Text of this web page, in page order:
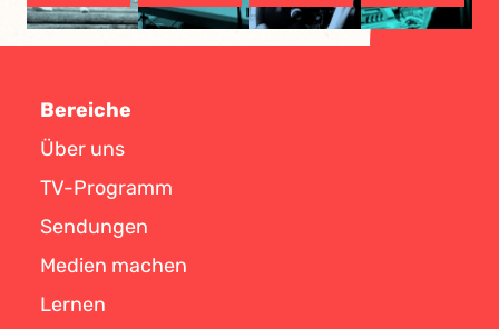
Bereiche
Über uns
TV-Programm
Sendungen
Medien machen
Lernen